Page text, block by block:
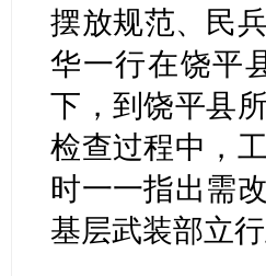
摆放规范、民
华一行在饶平
下，到饶平县
检查过程中，
时一一指出需
基层武装部立